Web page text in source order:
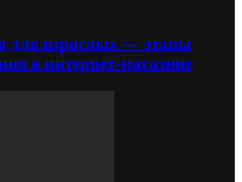
для взрослых — этапы
в интернет-магазине